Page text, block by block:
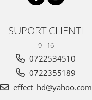
SUPORT CLIENTI
9 - 16
0722534510
0722355189
effect_hd@yahoo.com